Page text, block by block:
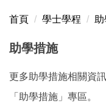
首頁 學士學程
助學措施
更多助學措施相關資
「助學措施」專區。